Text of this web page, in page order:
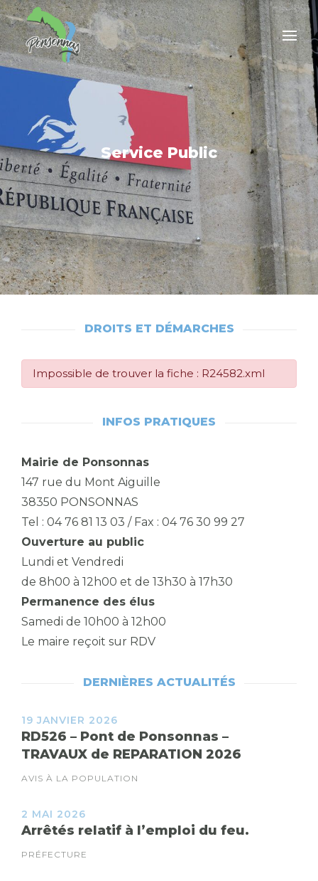
Service Public
DROITS ET DÉMARCHES
Impossible de trouver la fiche : R24582.xml
INFOS PRATIQUES
Mairie de Ponsonnas
147 rue du Mont Aiguille
38350 PONSONNAS
Tel : 04 76 81 13 03 / Fax : 04 76 30 99 27
Ouverture au public
Lundi et Vendredi
de 8h00 à 12h00 et de 13h30 à 17h30
Permanence des élus
Samedi de 10h00 à 12h00
Le maire reçoit sur RDV
DERNIÈRES ACTUALITÉS
19 JANVIER 2026
RD526 – Pont de Ponsonnas –
TRAVAUX de REPARATION 2026
AVIS À LA POPULATION
2 MAI 2026
Arrêtés relatif à l’emploi du feu.
PRÉFECTURE